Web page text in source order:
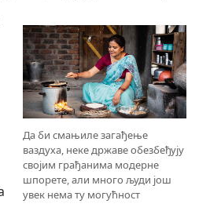
Да би смањиле загађење
ваздуха, неке државе обезбеђују
својим грађанима модерне
шпорете, али много људи још
увек нема ту могућност